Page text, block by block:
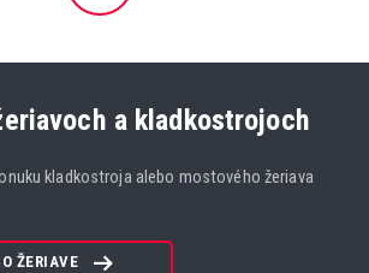
a kladkostrojoch
kladkostroja alebo mostového žeriava
ŽERIAVE